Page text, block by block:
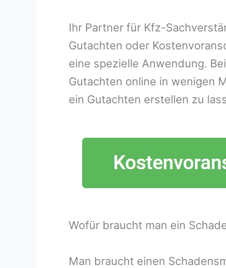
Ihr Partner für Kfz-
Gutachten oder
eine spezielle Anwendung.
Gutachten online in wenigen
ein Gutachten erstellen zu
Wofür braucht man ein
Man braucht einen